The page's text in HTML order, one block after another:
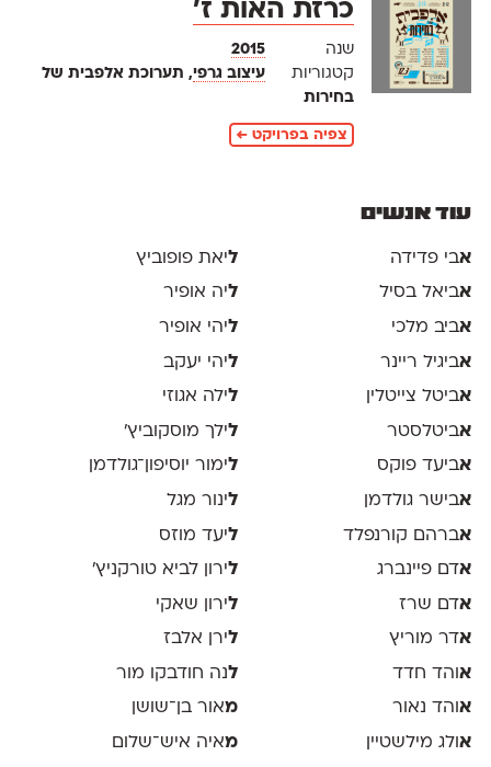
כרזת האות ז׳
שנה
2015
קטגוריות
עיצוב גרפי, תערוכת אלפבית של
בחירות
צפיה בפרויקט ←
עוד אנשים
אבי פדידה
אביאל בסיל
אביב מלכי
אביגיל ריינר
אביטל צייטלין
אביטלסטר
אביעד פוקס
אבישר גולדמן
אברהם קורנפלד
אדם פיינברג
אדם שרז
אדר מוריץ
אוהד חדד
אוהד נאור
אולג מילשטיין
ליאת פופוביץ
ליה אופיר
ליהי אופיר
ליהי יעקב
לילה אגוזי
לילך מוסקוביץ'
לימור יוסיפון־גולדמן
לינור מגל
ליעד מוזס
לירון לביא טורקניץ׳
לירון שאקי
לירן אלבז
לנה חודבקו מור
מאור בן־שושן
מאיה איש־שלום